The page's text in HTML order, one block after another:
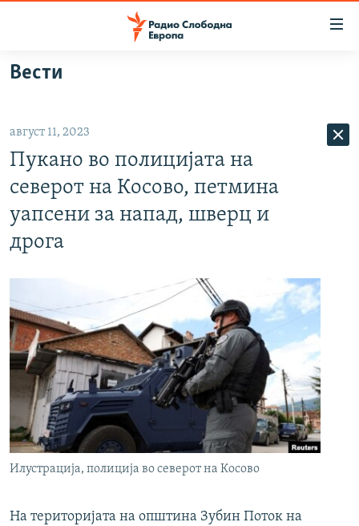
Оди
на
главната
навигација
Премини
на
пребарување
ВИЗУЕЛНО
ВЕСТИ
ШТО ТРЕБА ДА ЗНАЕТЕ
ПОДКАСТ ЗОШТО?
РСЕ веб страници
Вести
август 11, 2023
Пукано во полицијата на
северот на Косово, петмина
уапсени за напад, шверц и
дрога
Илустрација, полиција во северот на Косово
На територијата на општина Зубин Поток на